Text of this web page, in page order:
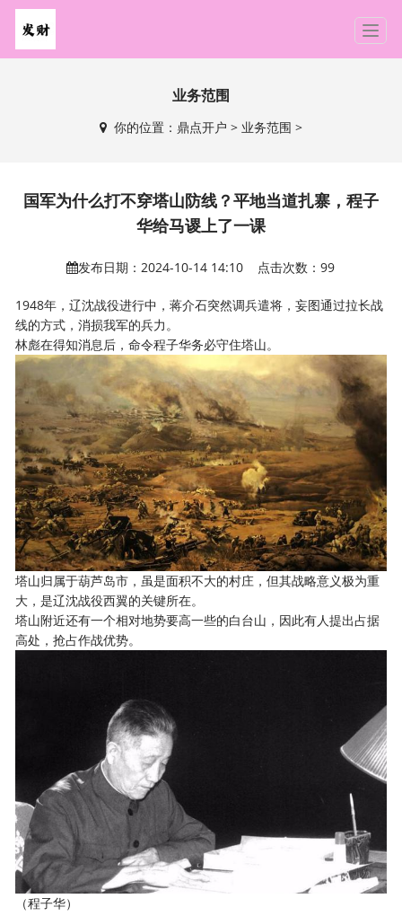
T
v
i
o
业务范围
你的位置： 鼎点开户 > 业务范围 >
国军为什么打不穿塔山防线？平地当道扎寨，程子
华给马谡上了一课
发布日期：2024-10-14 14:10 点击次数：99
1948年，辽沈战役进行中，蒋介石突然调兵遣将，妄图通过拉长战
线的方式，消损我军的兵力。
林彪在得知消息后，命令程子华务必守住塔山。
塔山归属于葫芦岛市，虽是面积不大的村庄，但其战略意义极为重
大，是辽沈战役西翼的关键所在。
塔山附近还有一个相对地势要高一些的白台山，因此有人提出占据
高处，抢占作战优势。
（程子华）